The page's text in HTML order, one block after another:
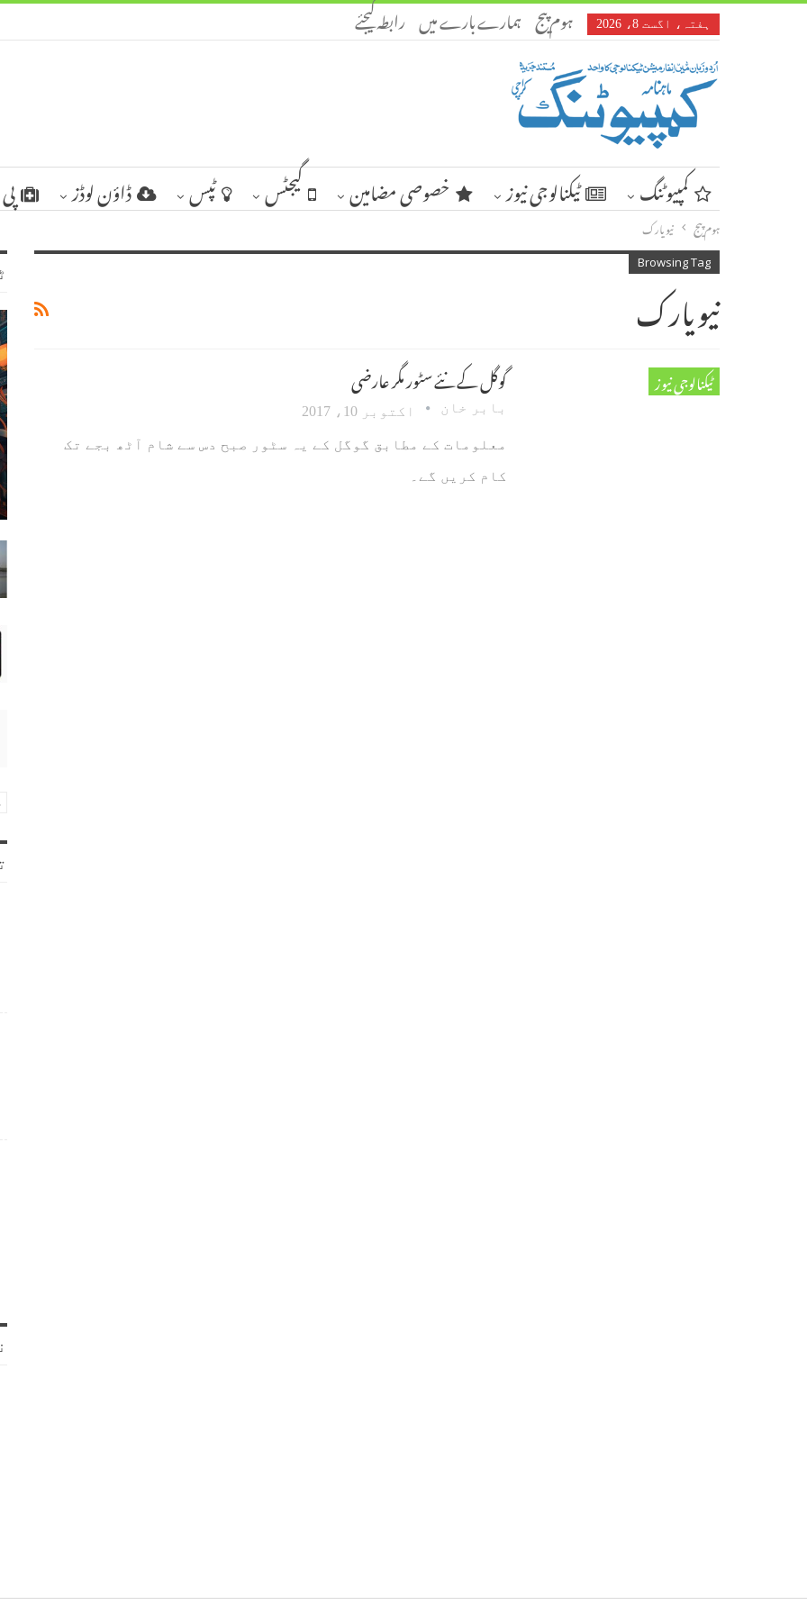
ہفتہ، اگست 8، 2026 ہوم پیج ہمارے بارے میں رابطہ کیجئے
کمپیوٹنگ ٹیکنالوجی نیوز خصوصی مضامین گیجٹس ٹپس ڈاؤن لوڈز
ہوم پیج نیویارک
Browsing Tag
نیویارک
ٹیکنالوجی نیوز گوگل کے نئے سٹور مگر عارضی
بابر خان اکتوبر 10، 2017
معلومات کے مطابق گوگل کے یہ سٹور صبح دس سے شام آٹھ بجے تک
کام کریں گے۔